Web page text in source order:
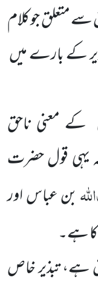
متعلق جو کلام
کے بارے میں
کے معنی ناحق
یہی قول حضرت
بن عباس اور
کا ہے۔
ہے، تبذیر خاص